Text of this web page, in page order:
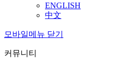
ENGLISH
中文
모바일메뉴 닫기
커뮤니티